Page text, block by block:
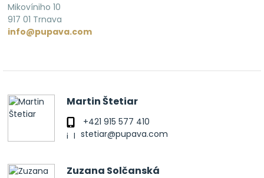
Mikovíniho 10
917 01 Trnava
info@pupava.com
Martin Štetiar
+421 915 577 410
stetiar@pupava.com
Zuzana Solčanská